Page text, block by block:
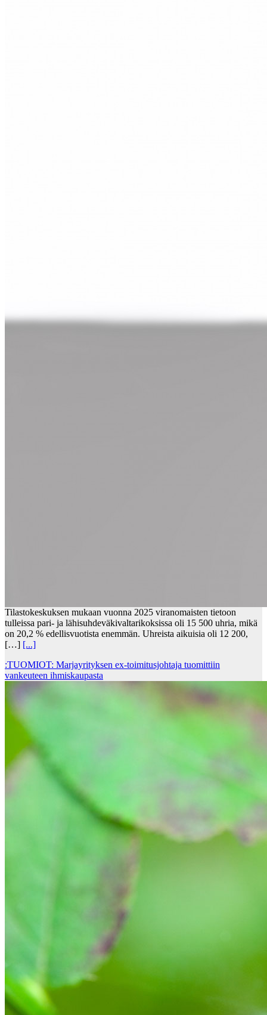
Tilastokeskuksen mukaan vuonna 2025 viranomaisten tietoon
tulleissa pari- ja lähisuhdeväkivaltarikoksissa oli 15 500 uhria, mikä
on 20,2 % edellisvuotista enemmän. Uhreista aikuisia oli 12 200,
[…] [...]
:TUOMIOT: Marjayrityksen ex-toimitusjohtaja tuomittiin
vankeuteen ihmiskaupasta